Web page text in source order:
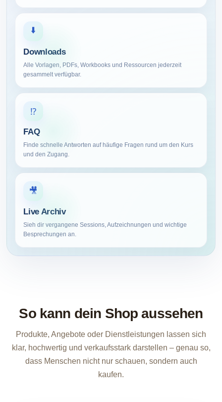
⬇️
Downloads
Alle Vorlagen, PDFs, Workbooks und Ressourcen jederzeit
gesammelt verfügbar.
⁉️
FAQ
Finde schnelle Antworten auf häufige Fragen rund um den Kurs
und den Zugang.
🎥
Live Archiv
Sieh dir vergangene Sessions, Aufzeichnungen und wichtige
Besprechungen an.
So kann dein Shop aussehen
Produkte, Angebote oder Dienstleistungen lassen sich
klar, hochwertig und verkaufsstark darstellen – genau so,
dass Menschen nicht nur schauen, sondern auch
kaufen.